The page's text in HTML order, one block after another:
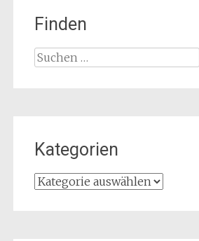
Finden
Suchen
Kategorien
Kategorien